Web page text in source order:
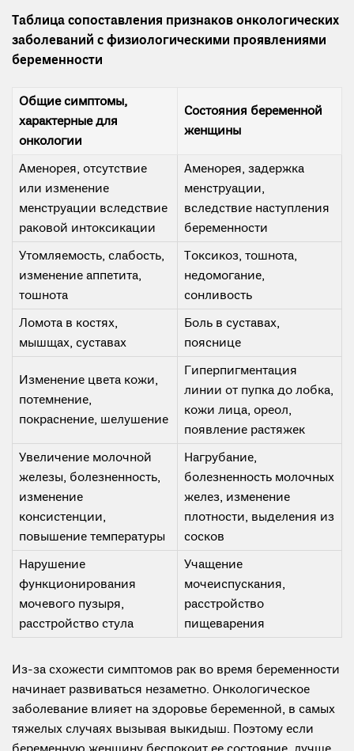
Таблица сопоставления признаков онкологических
заболеваний с физиологическими проявлениями
беременности
Общие симптомы,
характерные для
онкологии
Состояния беременной
женщины
Аменорея, отсутствие
или изменение
менструации вследствие
раковой интоксикации
Аменорея, задержка
менструации,
вследствие наступления
беременности
Утомляемость, слабость,
изменение аппетита,
тошнота
Токсикоз, тошнота,
недомогание,
сонливость
Ломота в костях,
мышщах, суставах
Боль в суставах,
пояснице
Изменение цвета кожи,
потемнение,
покраснение, шелушение
Гиперпигментация
линии от пупка до лобка,
кожи лица, ореол,
появление растяжек
Увеличение молочной
железы, болезненность,
изменение
консистенции,
повышение температуры
Нагрубание,
болезненность молочных
желез, изменение
плотности, выделения из
сосков
Нарушение
функционирования
мочевого пузыря,
расстройство стула
Учащение
мочеиспускания,
расстройство
пищеварения
Из-за схожести симптомов рак во время беременности
начинает развиваться незаметно. Онкологическое
заболевание влияет на здоровье беременной, в самых
тяжелых случаях вызывая выкидыш. Поэтому если